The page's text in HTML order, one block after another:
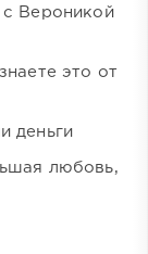
Вероникой
это от
деньги
любовь,